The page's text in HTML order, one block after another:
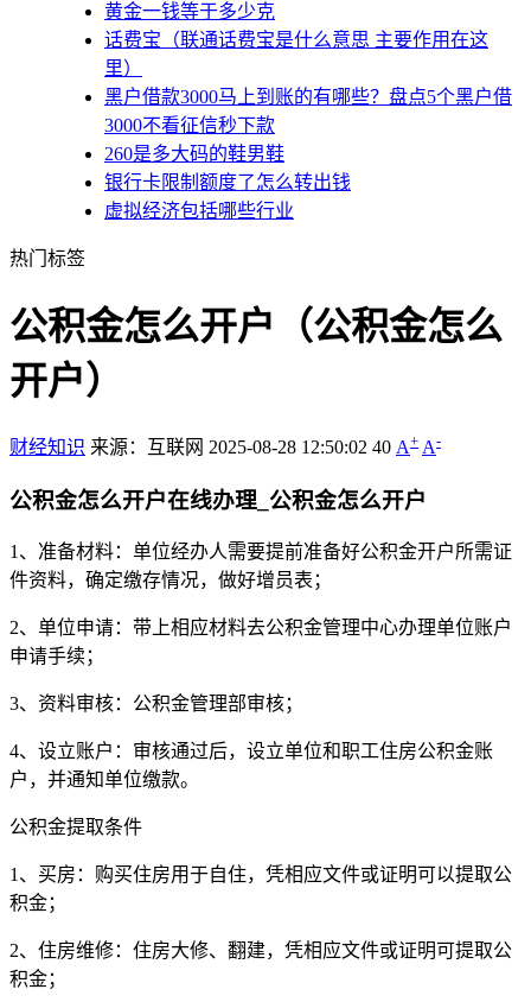
黄金一钱等于多少克
话费宝（联通话费宝是什么意思 主要作用在这
里）
黑户借款3000马上到账的有哪些？盘点5个黑户借
3000不看征信秒下款
260是多大码的鞋男鞋
银行卡限制额度了怎么转出钱
虚拟经济包括哪些行业
热门标签
公积金怎么开户（公积金怎么
开户）
财经知识 来源：互联网 2025-08-28 12:50:02 40 A+ A-
公积金怎么开户在线办理_公积金怎么开户
1、准备材料：单位经办人需要提前准备好公积金开户所需证
件资料，确定缴存情况，做好增员表；
2、单位申请：带上相应材料去公积金管理中心办理单位账户
申请手续；
3、资料审核：公积金管理部审核；
4、设立账户：审核通过后，设立单位和职工住房公积金账
户，并通知单位缴款。
公积金提取条件
1、买房：购买住房用于自住，凭相应文件或证明可以提取公
积金；
2、住房维修：住房大修、翻建，凭相应文件或证明可提取公
积金；